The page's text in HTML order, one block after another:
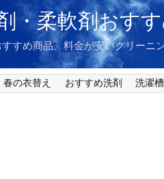
・柔軟剤おす
すめ商品、料金が安いクリーニ
春の衣替え おすすめ洗剤 洗濯